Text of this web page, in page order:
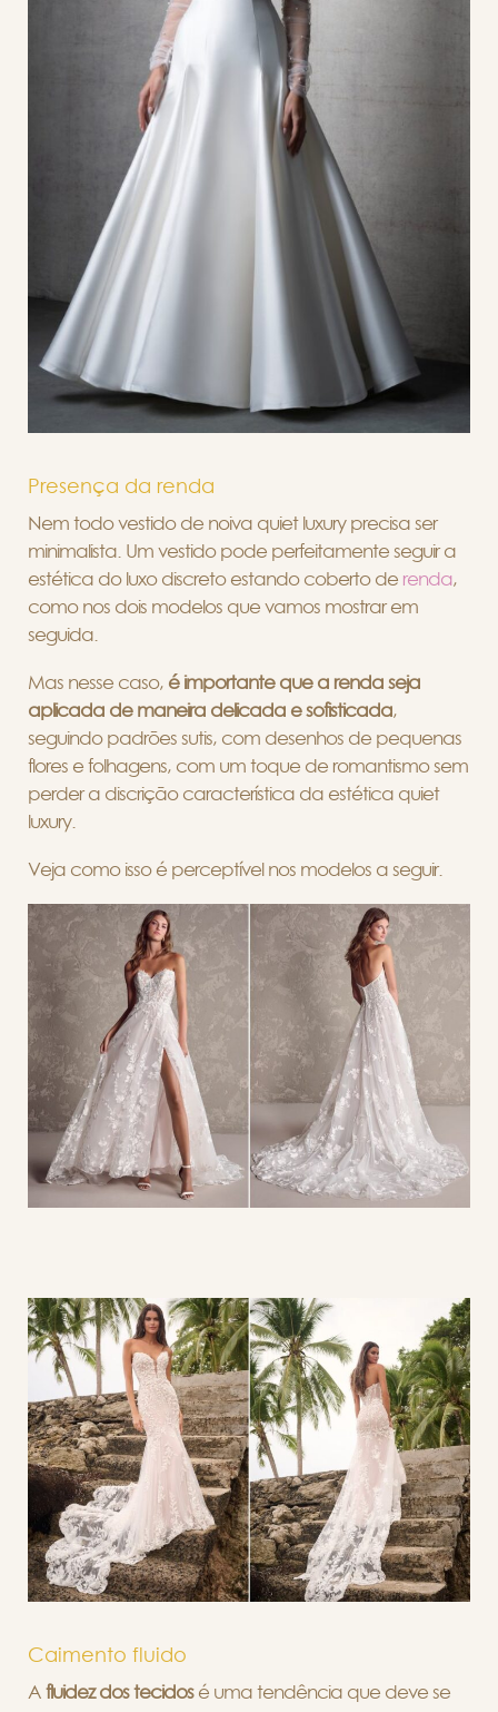
Presença da renda
Nem todo vestido de noiva quiet luxury precisa ser
minimalista. Um vestido pode perfeitamente seguir a
estética do luxo discreto estando coberto de renda,
como nos dois modelos que vamos mostrar em
seguida.
Mas nesse caso, é importante que a renda seja
aplicada de maneira delicada e sofisticada,
seguindo padrões sutis, com desenhos de pequenas
flores e folhagens, com um toque de romantismo sem
perder a discrição característica da estética quiet
luxury.
Veja como isso é perceptível nos modelos a seguir.
Caimento fluido
A fluidez dos tecidosé uma tendência que deve se